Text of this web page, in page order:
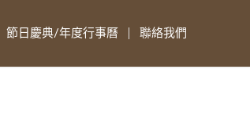
節日慶典/年度行事曆 聯絡我們